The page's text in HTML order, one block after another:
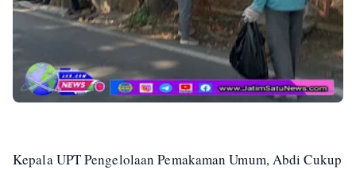
Kepala UPT Pengelolaan Pemakaman Umum, Abdi Cukup